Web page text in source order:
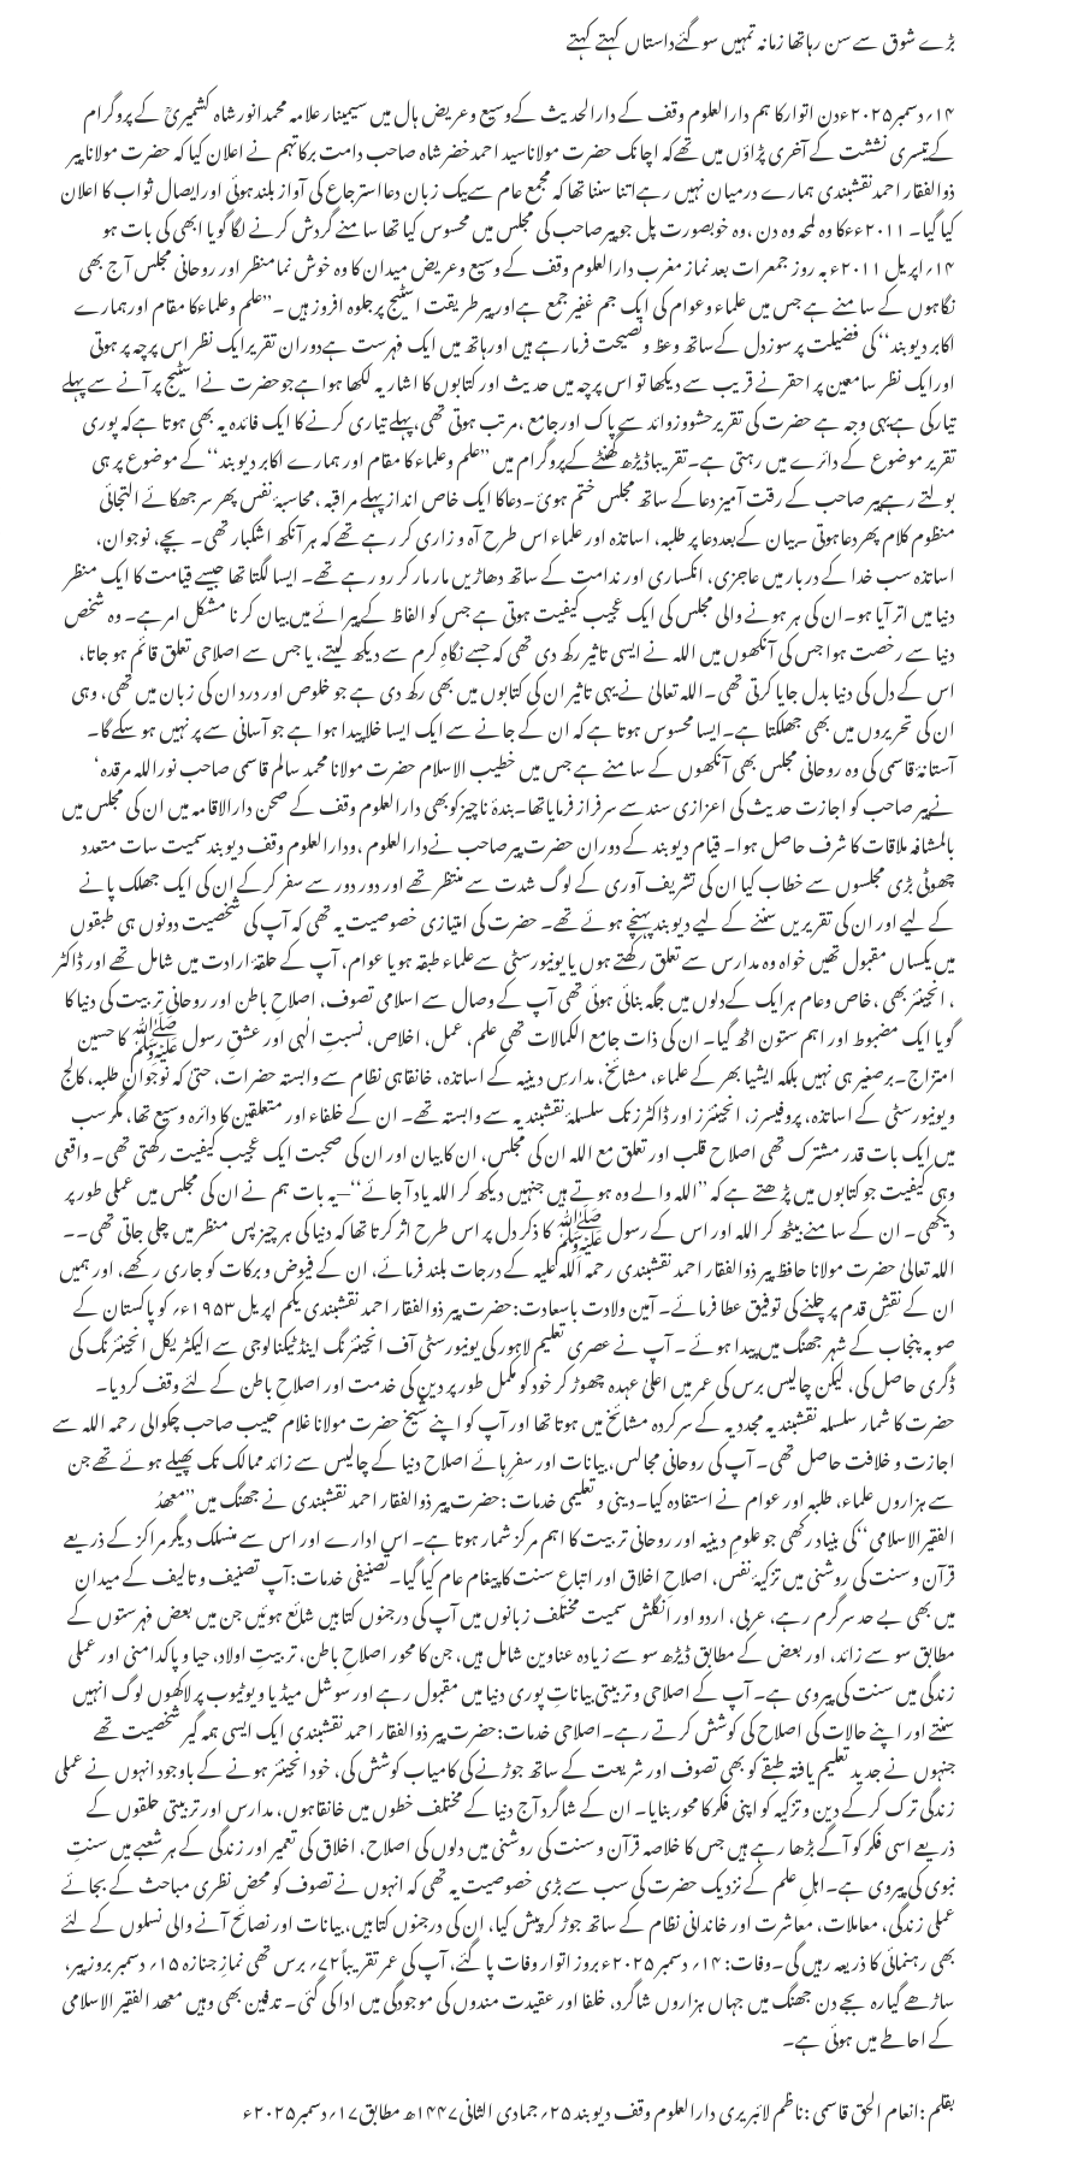
بڑے شوق سے سن رہاتھا زمانہ تمہیں سوگئےداستاں کہتے کہتے
۱۴؍دسمبر۲۰۲۵ءدن اتوارکا ہم دارالعلوم وقف کے دارالحدیث کےوسیع وعریض ہال میں سیمینار علامہ محمدانورشاہ کشمیریؒ کے پروگرام
کےتیسری نششت کے آخری پڑاؤں میں تھےکہ اچانک حضرت مولاناسید احمدخضرشاہ صاحب دامت برکاتہم نے اعلان کیا کہ حضرت مولانا پیر
ذوالفقار احمدنقشبندی ہمارے درمیان نہیں رہےاتنا سننا تھا کہ مجمع عام سےبیک زبان دعااسترجاع کی آواز بلندہوئی اورایصال ثواب کا اعلان
کیا گیا۔ ۲۰۱۱ءءکا وہ لمحہ وہ دن ،وہ خوبصورت پل جو پیرصاحب کی مجلس میں محسوس کیا تھا سامنے گردش کرنے لگا گویا ابھی کی بات ہو
۱۴؍اپریل ۲۰۱۱ء بہ روز جمعرات بعد نماز مغرب دارالعلوم وقف کے وسیع وعریض میدان کا وہ خوش نمامنظر اور روحانی مجلس آ ج بھی
نگاہوں کے سامنے ہے جس میں علماء وعوام کی ایک جم غفیرجمع ہےاور پیرطریقت اسٹیج پرجلوہ افروز ہیں ۔’’علم وعلماءکا مقام اورہمارے
اکابر دیوبند‘‘ کی فضیلت پر سوزدل کےساتھ وعظ ونصیحت فرمارہے ہیں اورہاتھ میں ایک فہرست ہےدوران تقریرایک نظر اس پرچہ پر ہوتی
اورایک نظر سامعین پر احقرنے قریب سے دیکھا تو اس پرچہ میں حدیث اور کتابوں کا اشاریہ لکھا ہواہےجوحضرت نےا سٹیج پر آنے سے پہلے
تیارکی ہےیہی وجہ ہے حضرت کی تقریرحشووزوائد سے پاک اورجامع ،مرتب ہوتی تھی،پہلے تیاری کرنے کا ایک فائدہ یہ بھی ہوتا ہےکہ پوری
تقریر موضوع کے دائرے میں رہتی ہے۔تقریباڈیڑھ گھنٹےکےپروگرام میں ’’علم وعلماء کا مقام اور ہمارے اکابر دیوبند‘‘کے موضوع پر ہی
بولتے رہےپیر صاحب کے رقت آمیز دعاکے ساتھ مجلس ختم ہوئ۔دعاکا ایک خاص انداز پہلے مراقبہ ،محاسبۂ نفس پھر سرجھکائے التجائی
منظوم کلام پھردعاہوتی ۔بیان کےبعددعا پر طلبہ، اساتذہ اور علماء اس طرح آہ و زاری کر رہے تھے کہ ہر آنکھ اشکبار تھی۔ بچے، نوجوان،
اساتذہ سب خدا کے دربار میں عاجزی، انکساری اور ندامت کے ساتھ دھاڑیں مار مار کر رو رہے تھے۔ ایسا لگتا تھا جیسے قیامت کا ایک منظر
دنیا میں اتر آیا ہو۔ان کی ہر ہونے والی مجلس کی ایک عجیب کیفیت ہوتی ہے جس کو الفاظ کے پیرائے میں بیان کر نا مشکل امرہے۔ وہ شخص
دنیا سے رخصت ہوا جس کی آنکھوں میں اللہ نے ایسی تاثیر رکھ دی تھی کہ جسے نگاہِ کرم سے دیکھ لیتے، یا جس سے اصلاحی تعلق قائم ہو جاتا،
اس کے دل کی دنیا بدل جایا کرتی تھی۔اللہ تعالیٰ نے یہی تاثیر ان کی کتابوں میں بھی رکھ دی ہے جو خلوص اور درد ان کی زبان میں تھی، وہی
ان کی تحریروں میں بھی جھلکتا ہے۔ایسا محسوس ہوتا ہے کہ ان کے جانے سے ایک ایسا خلا پیدا ہوا ہے جو آسانی سے پر نہیں ہو سکے گا۔
آستانۂ قاسمی کی وہ روحانی مجلس بھی آنکھوں کے سامنے ہے جس میں خطیب الاسلام حضرت مولانا محمد سالم قاسمی صاحب نوراللہ مرقدہ‘
نےپیر صاحب کو اجازت حدیث کی اعزازی سندسے سرفراز فرمایاتھا۔بندۂ ناچیزکوبھی دارالعلوم وقف کے صحن دارالاقامہ میں ان کی مجلس میں
بالمشافہ ملاقات کا شرف حاصل ہوا۔ قیام دیوبند کے دوران حضرت پیرصاحب نےدارالعلوم ،ودارالعلوم وقف دیوبندسمیت سات متعدد
چھوٹی بڑی مجلسوں سے خطاب کیا ان کی تشریف آوری کے لوگ شدت سے منتظر تھے اور دور دور سے سفر کرکے ان کی ایک جھلک پانے
کے لیے اور ان کی تقریریں سننے کے لیے دیوبند پہنچے ہوئے تھے۔ حضرت کی امتیازی خصوصیت یہ تھی کہ آپ کی شخصیت دونوں ہی طبقوں
میں یکساں مقبول تھیں خواہ وہ مدارس سے تعلق رکھتے ہوں یا یونیورسٹی سےعلماء طبقہ ہویا عوام، آپ کے حلقۂ ارادت میں شامل تھے اور ڈاکٹر
، انجینئربھی ،خاص وعام ہرایک کےدلوں میں جگہ بنائی ہوئی تھی آپ کے وصال سے اسلامی تصوف، اصلاحِ باطن اور روحانی تربیت کی دنیا کا
گویا ایک مضبوط اور اہم ستون اٹھ گیا۔ ان کی ذات جامع الکمالات تھی علم، عمل، اخلاص، نسبتِ الٰہی اور عشقِ رسول ﷺ کا حسین
امتزاج۔برصغیر ہی نہیں بلکہ ایشیا بھر کے علماء، مشائخ، مدارسِ دینیہ کے اساتذہ، خانقاہی نظام سے وابستہ حضرات، حتیٰ کہ نوجوان طلبہ، کالج
و یونیورسٹی کے اساتذہ، پروفیسرز، انجینئرز اور ڈاکٹرز تک سلسلۂ نقشبندیہ سے وابستہ تھے۔ ان کے خلفاء اور متعلقین کا دائرہ وسیع تھا، مگر سب
میں ایک بات قدر مشترک تھی اصلا ح قلب اور تعلق مع اللہ ان کی مجلس، ان کا بیان اور ان کی صحبت ایک عجیب کیفیت رکھتی تھی۔ واقعی
وہی کیفیت جو کتابوں میں پڑھتے ہے کہ ’’اللہ والے وہ ہوتے ہیں جنہیں دیکھ کر اللہ یاد آ جائے‘‘—یہ بات ہم نے ان کی مجلس میں عملی طور پر
دیکھی۔ ان کے سامنے بیٹھ کر اللہ اور اس کے رسول ﷺ کا ذکر دل پر اس طرح اثر کرتا تھا کہ دنیا کی ہر چیز پس منظر میں چلی جاتی تھی۔۔
اللہ تعالیٰ حضرت مولانا حافظ پیر ذوالفقار احمد نقشبندی رحمہ اللہ علیہ کے درجات بلند فرمائے، ان کے فیوض و برکات کو جاری رکھے، اور ہمیں
ان کے نقشِ قدم پر چلنے کی توفیق عطا فرمائے۔ آمین ولادت باسعادت:حضرت پیر ذوالفقار احمد نقشبندی یکم اپریل ۱۹۵۳ء؍ کو پاکستان کے
صوبہ پنجاب کے شہر جھنگ میں پیدا ہوئے ۔ آپ نے عصری تعلیم لاہور کی یونیورسٹی آف انجینئرنگ اینڈ ٹیکنالوجی سے الیکٹریکل انجینئرنگ کی
ڈگری حاصل کی، لیکن چالیس برس کی عمر میں اعلیٰ عہدہ چھوڑ کر خود کو مکمل طور پر دین کی خدمت اور اصلاحِ باطن کے لئے وقف کردیا۔
حضرت کا شمار سلسلہ نقشبندیہ مجددیہ کے سرکردہ مشائخ میں ہوتا تھا اور آپ کو اپنے شیخ حضرت مولانا غلام حبیب صاحب چکوالی رحمہ اللہ سے
اجازت و خلافت حاصل تھی۔ آپ کی روحانی مجالس، بیانات اور سفرِ ہائے اصلاح دنیا کے چالیس سے زائد ممالک تک پھیلے ہوئے تھے جن
سے ہزاروں علماء، طلبہ اور عوام نے استفادہ کیا۔دینی و تعلیمی خدمات :حضرت پیر ذوالفقار احمد نقشبندی نے جھنگ میں’’معھدُ
الفقیرالاسلامی‘‘کی بنیاد رکھی جو علومِ دینیہ اور روحانی تربیت کا اہم مرکز شمار ہوتا ہے۔ اس ادارے اور اس سے منسلک دیگر مراکز کے ذریعے
قرآن و سنت کی روشنی میں تزکیۂ نفس، اصلاحِ اخلاق اور اتباعِ سنت کا پیغام عام کیا گیا۔تصنیفی خدمات:آپ تصنیف و تالیف کے میدان
میں بھی بے حد سرگرم رہے، عربی، اردو اور انگلش سمیت مختلف زبانوں میں آپ کی درجنوں کتابیں شائع ہوئیں جن میں بعض فہرستوں کے
مطابق سو سے زائد، اور بعض کے مطابق ڈیڑھ سو سے زیادہ عناوین شامل ہیں، جن کا محور اصلاحِ باطن، تربیتِ اولاد، حیا و پاکدامنی اور عملی
زندگی میں سنت کی پیروی ہے۔ آپ کے اصلاحی و تربیتی بیاناتِ پوری دنیا میں مقبول رہے اور سوشل میڈیا و یوٹیوب پر لاکھوں لوگ انہیں
سنتے اور اپنے حالات کی اصلاح کی کوشش کرتے رہے۔اصلاحی خدمات:حضرت پیر ذوالفقار احمد نقشبندی ایک ایسی ہمہ گیر شخصیت تھے
جنہوں نے جدید تعلیم یافتہ طبقے کو بھی تصوف اور شریعت کے ساتھ جوڑنے کی کامیاب کوشش کی، خود انجینئر ہونے کے باوجود انہوں نے عملی
زندگی ترک کرکے دین و تزکیہ کو اپنی فکر کا محور بنایا۔ ان کے شاگرد آج دنیا کے مختلف خطوں میں خانقاہوں، مدارس اور تربیتی حلقوں کے
ذریعے اسی فکر کو آگے بڑھا رہے ہیں جس کا خلاصہ قرآن و سنت کی روشنی میں دلوں کی اصلاح، اخلاق کی تعمیر اور زندگی کے ہر شعبے میں سنتِ
نبوی کی پیروی ہے۔اہلِ علم کے نزدیک حضرت کی سب سے بڑی خصوصیت یہ تھی کہ انہوں نے تصوف کو محض نظری مباحث کے بجائے
عملی زندگی، معاملات، معاشرت اور خاندانی نظام کے ساتھ جوڑ کر پیش کیا، ان کی درجنوں کتابیں، بیانات اور نصائح آنے والی نسلوں کے لئے
بھی رہنمائی کا ذریعہ رہیں گی۔وفات: ۱۴؍ دسمبر ۲۰۲۵ء بروز اتوار وفات پا گئے، آپ کی عمر تقریباً۷۲؍ برس تھی نمازِ جنازہ ۱۵؍ دسمبر بروز پیر،
ساڑھے گیارہ بجے دن جھنگ میں جہاں ہزاروں شاگرد، خلفا اور عقیدت مندوں کی موجودگی میں ادا کی گئی۔ تدفین بھی وہیں معھد الفقیر الاسلامی
کے احاطے میں ہوئی ہے۔
بقلم :انعام الحق قاسمی :ناظم لائبریری دارالعلوم وقف دیوبند ۲۵؍جمادی الثانی۱۴۴۷ھ مطابق۱۷؍دسمبر۲۰۲۵ء